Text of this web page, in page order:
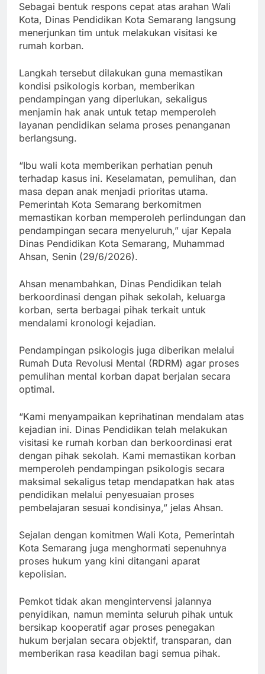
Sebagai bentuk respons cepat atas arahan Wali
Kota, Dinas Pendidikan Kota Semarang langsung
menerjunkan tim untuk melakukan visitasi ke
rumah korban.
Langkah tersebut dilakukan guna memastikan
kondisi psikologis korban, memberikan
pendampingan yang diperlukan, sekaligus
menjamin hak anak untuk tetap memperoleh
layanan pendidikan selama proses penanganan
berlangsung.
“Ibu wali kota memberikan perhatian penuh
terhadap kasus ini. Keselamatan, pemulihan, dan
masa depan anak menjadi prioritas utama.
Pemerintah Kota Semarang berkomitmen
memastikan korban memperoleh perlindungan dan
pendampingan secara menyeluruh,” ujar Kepala
Dinas Pendidikan Kota Semarang, Muhammad
Ahsan, Senin (29/6/2026).
Ahsan menambahkan, Dinas Pendidikan telah
berkoordinasi dengan pihak sekolah, keluarga
korban, serta berbagai pihak terkait untuk
mendalami kronologi kejadian.
Pendampingan psikologis juga diberikan melalui
Rumah Duta Revolusi Mental (RDRM) agar proses
pemulihan mental korban dapat berjalan secara
optimal.
“Kami menyampaikan keprihatinan mendalam atas
kejadian ini. Dinas Pendidikan telah melakukan
visitasi ke rumah korban dan berkoordinasi erat
dengan pihak sekolah. Kami memastikan korban
memperoleh pendampingan psikologis secara
maksimal sekaligus tetap mendapatkan hak atas
pendidikan melalui penyesuaian proses
pembelajaran sesuai kondisinya,” jelas Ahsan.
Sejalan dengan komitmen Wali Kota, Pemerintah
Kota Semarang juga menghormati sepenuhnya
proses hukum yang kini ditangani aparat
kepolisian.
Pemkot tidak akan mengintervensi jalannya
penyidikan, namun meminta seluruh pihak untuk
bersikap kooperatif agar proses penegakan
hukum berjalan secara objektif, transparan, dan
memberikan rasa keadilan bagi semua pihak.